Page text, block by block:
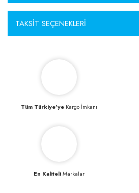
TAKSIT SEÇENEKLERI
Tüm Türkiye’yeKargo İmkanı
En KaliteliMarkalar